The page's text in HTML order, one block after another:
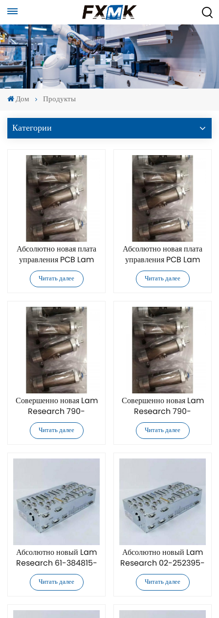
Дом Продукты
Категории
Абсолютно новая плата
управления PCB Lam
Research 790-
073306-109
Читать далее
Абсолютно новая плата
управления PCB Lam
Research 790-
225059-109
Читать далее
Совершенно новая Lam
Research 790-
225059-009 печатная
плата управления (PCB
Читать далее
Совершенно новая Lam
Research 790-
225059-006 печатная
плата управления (PCB
Читать далее
Абсолютно новый Lam
Research 61-384815-
00 контроллер
Читать далее
Абсолютно новый Lam
Research 02-252395-
00 контроллер
Читать далее